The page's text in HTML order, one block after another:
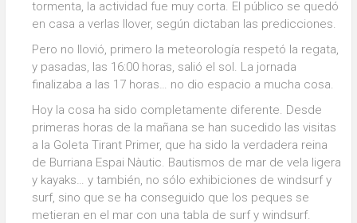
tormenta, la actividad fue muy corta. El público se quedó
en casa a verlas llover, según dictaban las predicciones.
Pero no llovió, primero la meteorología respetó la regata,
y pasadas, las 16:00 horas, salió el sol. La jornada
finalizaba a las 17 horas… no dio espacio a mucha cosa.
Hoy la cosa ha sido completamente diferente. Desde
primeras horas de la mañana se han sucedido las visitas
a la Goleta Tirant Primer, que ha sido la verdadera reina
de Burriana Espai Nàutic. Bautismos de mar de vela ligera
y kayaks… y también, no sólo exhibiciones de windsurf y
surf, sino que se ha conseguido que los peques se
metieran en el mar con una tabla de surf y windsurf.